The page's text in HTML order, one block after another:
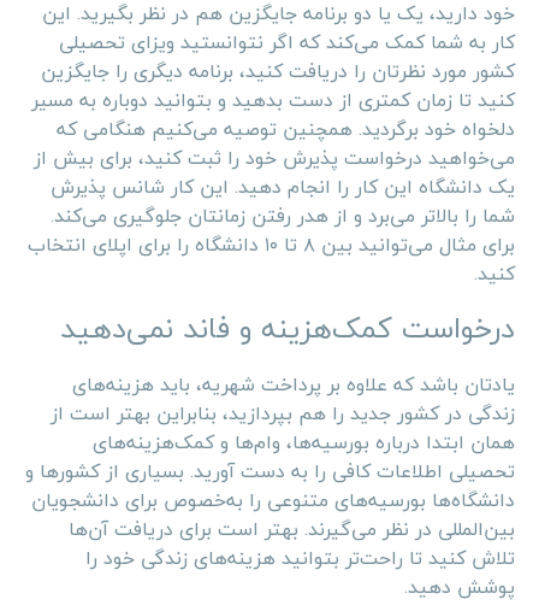
خود دارید، یک یا دو برنامه جایگزین هم در نظر بگیرید. این
کار به شما کمک می‌کند که اگر نتوانستید ویزای تحصیلی
کشور مورد نظرتان را دریافت کنید، برنامه دیگری را جایگزین
کنید تا زمان کمتری از دست بدهید و بتوانید دوباره به مسیر
دلخواه خود برگردید. همچنین توصیه می‌کنیم هنگامی که
می‌خواهید درخواست پذیرش خود را ثبت کنید، برای بیش از
یک دانشگاه این کار را انجام دهید. این کار شانس پذیرش
شما را بالاتر می‌برد و از هدر رفتن زمانتان جلوگیری می‌کند.
برای مثال می‌توانید بین ۸ تا ۱۰ دانشگاه را برای اپلای انتخاب
کنید.
درخواست کمک‌هزینه و فاند نمی‌دهید
یادتان باشد که علاوه بر پرداخت شهریه، باید هزینه‌های
زندگی در کشور جدید را هم بپردازید، بنابراین بهتر است از
همان ابتدا درباره بورسیه‌ها، وام‌ها و کمک‌هزینه‌های
تحصیلی اطلاعات کافی را به دست آورید. بسیاری از کشورها و
دانشگاه‌ها بورسیه‌های متنوعی را به‌خصوص برای دانشجویان
بین‌المللی در نظر می‌گیرند. بهتر است برای دریافت آن‌ها
تلاش کنید تا راحت‌تر بتوانید هزینه‌های زندگی خود را
پوشش دهید.